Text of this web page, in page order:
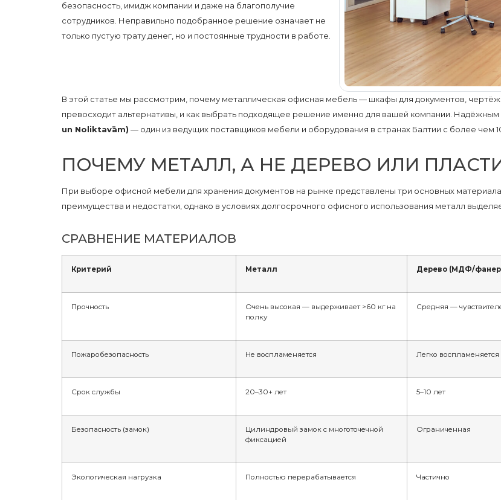
безопасность, имидж компании и даже на благополучие
сотрудников. Неправильно подобранное решение означает не
только пустую трату денег, но и постоянные трудности в работе.
В этой статье мы рассмотрим, почему металлическая офисная мебель — шкафы для документов,
превосходит альтернативы, и как выбрать подходящее решение именно для вашей компании. Надёжным
un Noliktavām) — один из ведущих поставщиков мебели и оборудования в странах Балтии с более чем
ПОЧЕМУ МЕТАЛЛ, А НЕ ДЕРЕВО ИЛИ
При выборе офисной мебели для хранения документов на рынке представлены три основных
преимущества и недостатки, однако в условиях долгосрочного офисного использования металл
СРАВНЕНИЕ МАТЕРИАЛОВ
Критерий Металл Дерево (МДФ/
Прочность
Очень высокая — выдерживает >60 кг на
полку
Средняя —
Пожаробезопасность Не воспламеняется Легко воспламеняется
Срок службы 20–30+ лет 5–10 лет
Безопасность (замок)
Цилиндровый замок с многоточечной
фиксацией
Ограниченная
Экологическая нагрузка Полностью перерабатывается Частично